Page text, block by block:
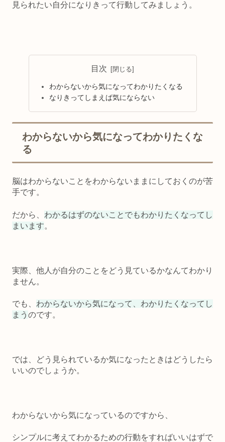
見られたい自分になりきって行動してみましょう 。
目次
わからないから気になってわかりたくなる
なりきってしまえば気にならない
わからないから気になってわかりたくな
る
脳はわからないことをわからないままにしておくのが苦
手です。
だから、 わかるはずのないことでもわかりたくなってし
まいます。
実際、他人が自分のことをどう見ているかなんてわかり
ません。
でも、 わからないから気になって、わかりたくなってし
まう のです。
では、どう見られているか気になったときはどうしたら
いいのでしょうか。
わからないから気になっているのですから、
シンプルに考えてわかるための行動をすればいいはずで